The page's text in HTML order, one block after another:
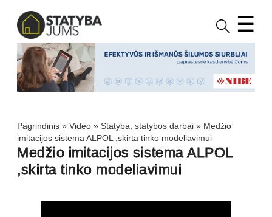
☰
Pagrindinis » Video » Statyba, statybos darbai » Medžio
imitacijos sistema ALPOL ,skirta tinko modeliavimui
Medžio imitacijos sistema ALPOL
,skirta tinko modeliavimui